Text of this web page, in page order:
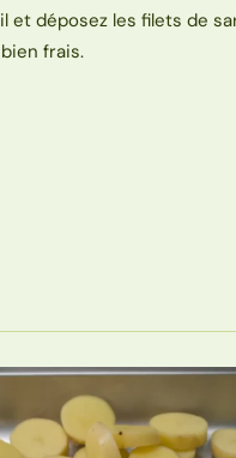
et déposez les filets de
frais.